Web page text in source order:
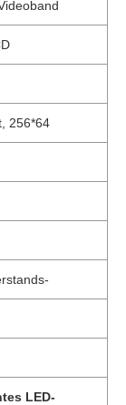
256*64
LED-